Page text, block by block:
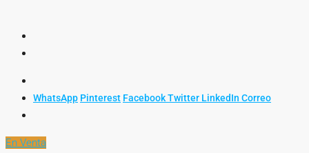
WhatsApp Pinterest FacebookTwitter LinkedIn Correo
En Venta